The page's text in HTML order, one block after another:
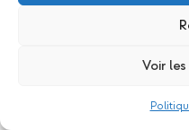
Voir